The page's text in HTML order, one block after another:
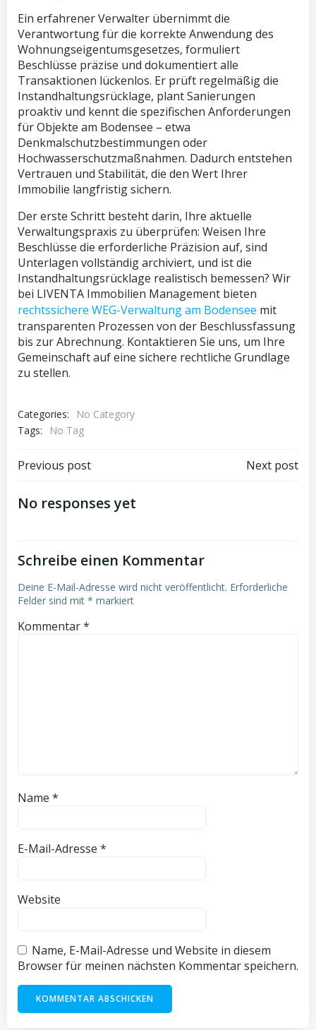
Ein erfahrener Verwalter übernimmt die
Verantwortung für die korrekte Anwendung des
Wohnungseigentumsgesetzes, formuliert
Beschlüsse präzise und dokumentiert alle
Transaktionen lückenlos. Er prüft regelmäßig die
Instandhaltungsrücklage, plant Sanierungen
proaktiv und kennt die spezifischen Anforderungen
für Objekte am Bodensee – etwa
Denkmalschutzbestimmungen oder
Hochwasserschutzmaßnahmen. Dadurch entstehen
Vertrauen und Stabilität, die den Wert Ihrer
Immobilie langfristig sichern.
Der erste Schritt besteht darin, Ihre aktuelle
Verwaltungspraxis zu überprüfen: Weisen Ihre
Beschlüsse die erforderliche Präzision auf, sind
Unterlagen vollständig archiviert, und ist die
Instandhaltungsrücklage realistisch bemessen? Wir
bei LIVENTA Immobilien Management bieten
rechtssichere WEG-Verwaltung am Bodensee mit
transparenten Prozessen von der Beschlussfassung
bis zur Abrechnung. Kontaktieren Sie uns, um Ihre
Gemeinschaft auf eine sichere rechtliche Grundlage
zu stellen.
Categories:
No Category
Tags:
No Tag
Post
navigation
Previous post Next post
No responses yet
Schreibe einen Kommentar
Deine E-Mail-Adresse wird nicht veröffentlicht. Erforderliche
Felder sind mit * markiert
Kommentar*
Name *
E-Mail-Adresse *
Website
Name, E-Mail-Adresse und Website in diesem
Browser für meinen nächsten Kommentar speichern.